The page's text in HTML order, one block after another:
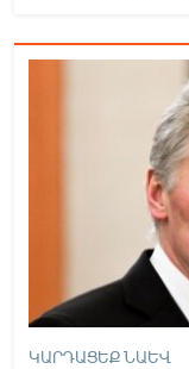
ԿԱՐԴԱՑԵՔ ՆԱԵՎ